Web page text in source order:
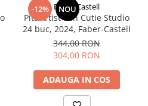
-12% NOU
Faber-Castell
Pitt Artist Pen Cutie Studio
24 buc, 2024, Faber-Castell
344,00 RON
304,00 RON
ADAUGA IN COS